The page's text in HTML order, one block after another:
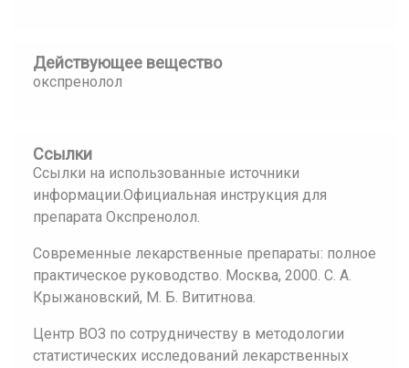
Действующее вещество
окспренолол
Ссылки
Ссылки на использованные источники
информации.Официальная инструкция для
препарата Окспренолол.
Современные лекарственные препараты: полное
практическое руководство. Москва, 2000. С. А.
Крыжановский, М. Б. Вититнова.
Центр ВОЗ по сотрудничеству в методологии
статистических исследований лекарственных